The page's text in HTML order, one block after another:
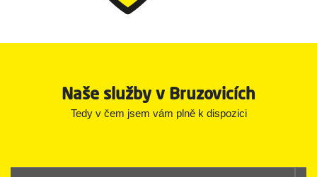
Naše služby v Bruzovicích
Tedy v čem jsem vám plně k dispozici